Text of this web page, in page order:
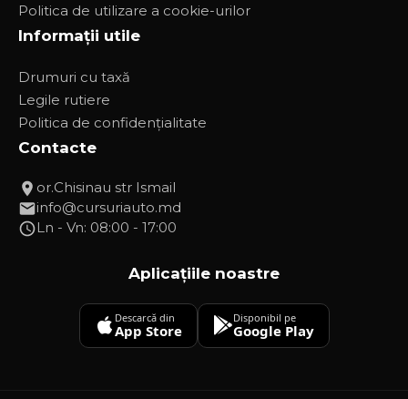
Politica de utilizare a cookie-urilor
Informații utile
Drumuri cu taxă
Legile rutiere
Politica de confidențialitate
Contacte
or.Chisinau str Ismail
info@cursuriauto.md
Ln - Vn: 08:00 - 17:00
Aplicațiile noastre
Descarcă din
App Store
Disponibil pe
Google Play